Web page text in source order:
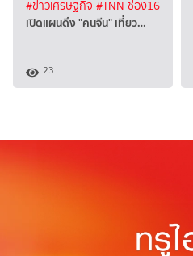
#ข่าวเศรษฐกิจ #TNN ช่อง16
เปิดแผนดึง "คนจีน" เที่ยว…
23